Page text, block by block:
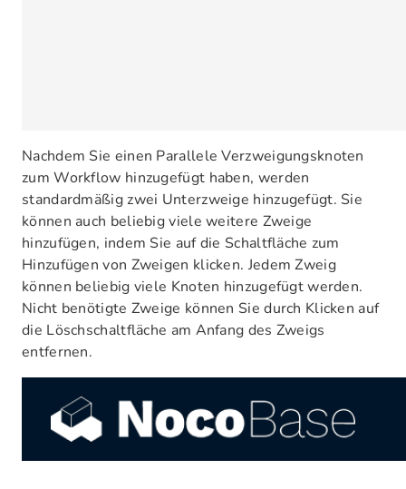
Nachdem Sie einen Parallele Verzweigungsknoten
zum Workflow hinzugefügt haben, werden
standardmäßig zwei Unterzweige hinzugefügt. Sie
können auch beliebig viele weitere Zweige
hinzufügen, indem Sie auf die Schaltfläche zum
Hinzufügen von Zweigen klicken. Jedem Zweig
können beliebig viele Knoten hinzugefügt werden.
Nicht benötigte Zweige können Sie durch Klicken auf
die Löschschaltfläche am Anfang des Zweigs
entfernen.